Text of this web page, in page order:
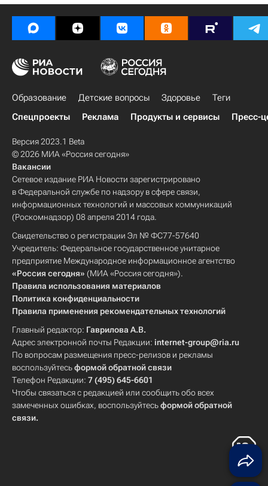
Образование Детские вопросы Здоровье
Теги
Спецпроекты
Реклама Продукты и сервисы Пресс-
Версия 2023.1 Beta
© 2026 МИА «Россия сегодня»
Вакансии
Сетевое издание РИА Новости зарегистрировано
в Федеральной службе по надзору в сфере связи,
информационных технологий и массовых коммуникаций
(Роскомнадзор) 08 апреля 2014 года.
Свидетельство о регистрации Эл № ФС77-57640
Учредитель: Федеральное государственное унитарное
предприятие Международное информационное агентство
«Россия сегодня» (МИА «Россия сегодня»).
Правила использования материалов
Политика конфиденциальности
Правила применения рекомендательных технологий
Главный редактор: Гаврилова А.В.
Адрес электронной почты Редакции: internet-group@ria.ru
По вопросам размещения пресс-релизов и рекламы
воспользуйтесьформой обратной связи
Телефон Редакции: 7 (495) 645-6601
Чтобы связаться с редакцией или сообщить обо всех
замеченных ошибках, воспользуйтесьформой обратной
связи.